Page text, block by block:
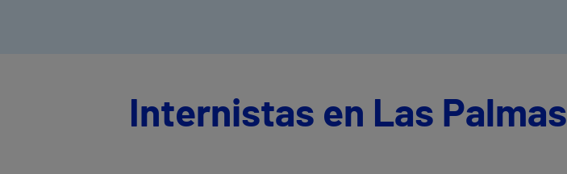
Internistas en Las Palmas